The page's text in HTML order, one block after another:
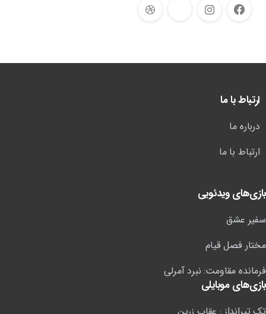
ارتباط با ما
درباره ما
ارتباط با ما
بازی‌های ویدئویی
سفیر عشق
مختار فصل قیام
فرمانده مقاومت: نبرد آمرلی
بازی‌های موبایلی